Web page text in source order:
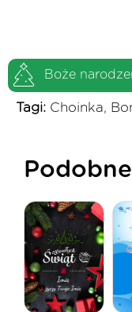
Boże
Tagi: Choinka,